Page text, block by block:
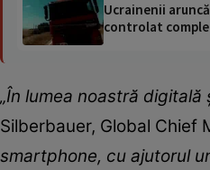
Ucrainenii
controlat
„În lumea noastră
Silberbauer, Global Chief
smartphone, cu ajutorul